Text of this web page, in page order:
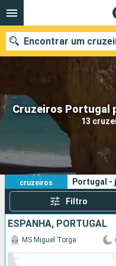
Cruzeiros Portugal
13
Encontrar um
Quando ir?
Data de partida
13
cruzeiros
Os seus
Portugal -
Filtro
ESPANHA, PORTUGAL
MS Miguel Torga